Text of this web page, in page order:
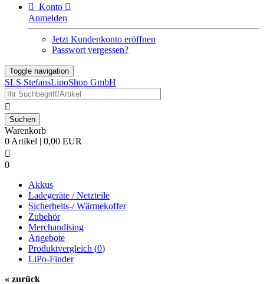
 Konto 
Anmelden
Jetzt Kundenkonto eröffnen
Passwort vergessen?
Toggle navigation
SLS StefansLipoShop GmbH

Warenkorb
0 Artikel | 0,00 EUR

0
Akkus
Ladegeräte / Netzteile
Sicherheits-/ Wärmekoffer
Zubehör
Merchandising
Angebote
Produktvergleich (0)
LiPo-Finder
« zurück